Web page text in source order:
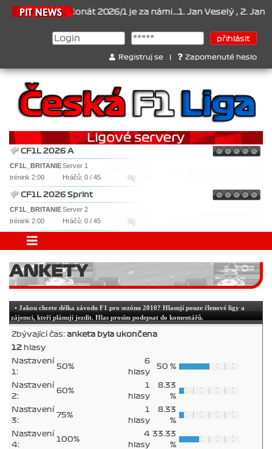
Šampionát 2026/1 je za námi...1. Jan Veselý , 2. Jan
Registruj se Zapomenuté heslo
CF1L 2026 A
CF1L_BRITANIEServer 1
trénink 2:00
Hráčů: 0 / 45
CF1L 2026 Sprint
CF1L_BRITANIEServer 2
trénink 2:00
Hráčů: 0 / 45
ANKETY
• Jakou chcete délka závodu F1 pro sezónu 2010? Hlasují pouze členové ligy a
zájemci, kteří plánují jezdit. Hlas prosím podepsat do komentářů.
Zbývající čas: anketa byla ukončena
12 hlasy
Nastavení
1:
50%
6
hlasy
50 %
Nastavení
2:
60%
1
hlasy
8.33
%
Nastavení
3:
75%
1
hlasy
8.33
%
Nastavení
4:
100%
4
hlasy
33.33
%